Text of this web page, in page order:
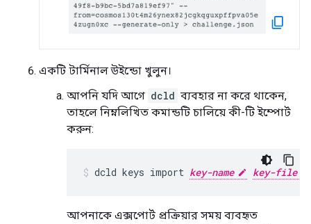
একটি টার্মিনাল উইন্ডো খুলুন।
আপনি যদি আগে dcld ব্যবহার না করে থাকেন,
তাহলে নিম্নলিখিত কমান্ডটি চালিয়ে কী-টি ইম্পোর্ট
করুন:
dcld keys import key-name key-file
আপনাকে এক্সপোর্ট প্রক্রিয়ার সময় ব্যবহৃত